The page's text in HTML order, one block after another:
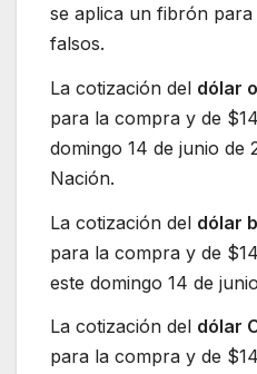
se aplica un fibrón para
falsos.
La cotización del dólar
para la compra y de
domingo 14 de junio de
Nación.
La cotización del dólar
para la compra y de
este domingo 14 de
La cotización del dólar
para la compra y de